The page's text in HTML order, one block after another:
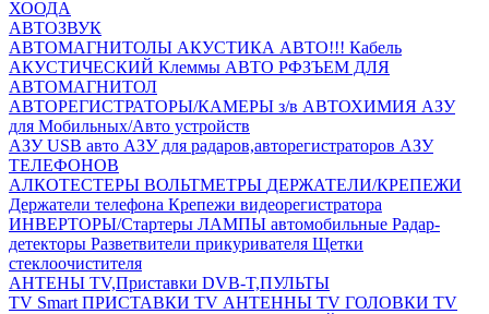
ХООДА
АВТОЗВУК
АВТОМАГНИТОЛЫ АКУСТИКА АВТО!!! Кабель
АКУСТИЧЕСКИЙ Клеммы АВТО РФЗЪЕМ ДЛЯ
АВТОМАГНИТОЛ
АВТОРЕГИСТРАТОРЫ/КАМЕРЫ з/в АВТОХИМИЯ АЗУ
для Мобильных/Авто устройств
АЗУ USB авто АЗУ для радаров,авторегистраторов АЗУ
ТЕЛЕФОНОВ
АЛКОТЕСТЕРЫ ВОЛЬТМЕТРЫ ДЕРЖАТЕЛИ/КРЕПЕЖИ
Держатели телефона Крепежи видеорегистратора
ИНВЕРТОРЫ/Стартеры ЛАМПЫ автомобильные Радар-
детекторы Разветвители прикуривателя Щетки
стеклоочистителя
АНТЕНЫ ТV,Приставки DVB-T,ПУЛЬТЫ
TV Smart ПРИСТАВКИ TV АНТЕННЫ TV ГОЛОВКИ TV